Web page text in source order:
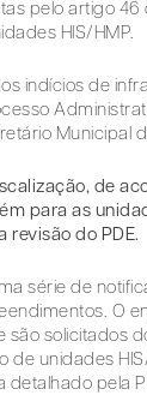
pelo artigo 46
HIS/HMP.
indícios de
Municipal
de
para as
revisão do PDE.
série de
O
são solicitados
de unidades
detalhado pela